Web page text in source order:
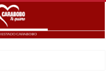
de mil 500 toneladas